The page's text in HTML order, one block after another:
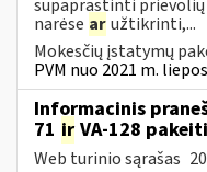
supaprastinti prievolių
narėse aružtikrinti,...
Mokesčių įstatymų
PVM nuo 2021 m.
Informacinis
71 ir VA-128
Web turinio sąrašas